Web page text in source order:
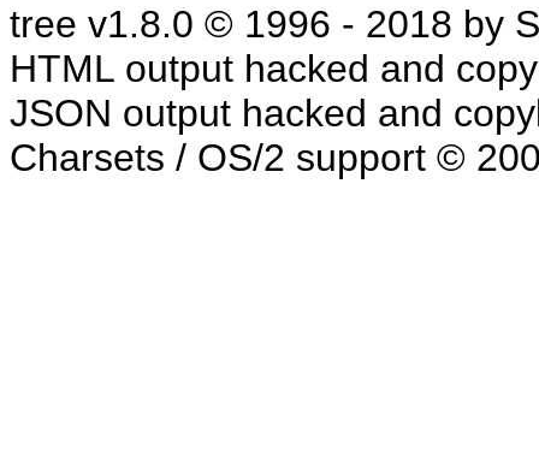
tree v1.8.0 © 1996 - 2018 by
HTML output hacked and
JSON output hacked and
Charsets / OS/2 support ©